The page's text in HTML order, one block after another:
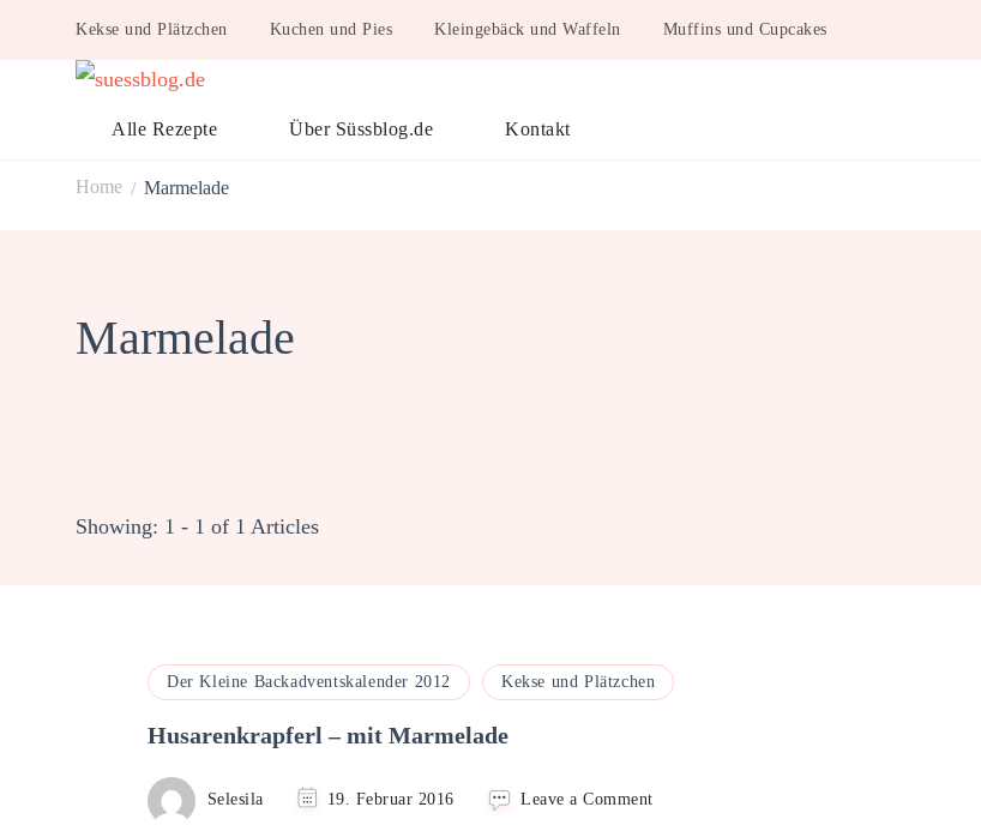
Kekse und Plätzchen Kuchen und Pies Kleingebäck und Waffeln Muffins und Cupcakes
suessblog.de
Alle Rezepte Über Süssblog.de Kontakt
Home / Marmelade
Marmelade
Showing: 1 - 1 of 1 Articles
Der Kleine Backadventskalender 2012 Kekse und Plätzchen
Husarenkrapferl – mit Marmelade
Selesila 19. Februar 2016 Leave a Commenton